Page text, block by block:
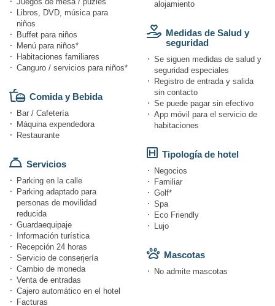
Libros, DVD, música para
niños
Buffet para niños
Menú para niños*
Habitaciones familiares
Canguro / servicios para niños*
Comida y Bebida
Bar / Cafetería
Máquina expendedora
Restaurante
Servicios
Parking en la calle
Parking adaptado para
personas de movilidad
reducida
Guardaequipaje
Información turística
Recepción 24 horas
Servicio de conserjería
Cambio de moneda
Venta de entradas
Cajero automático en el hotel
Facturas
alojamiento
Medidas de Salud y
seguridad
Se siguen medidas de salud y
seguridad especiales
Registro de entrada y salida
sin contacto
Se puede pagar sin efectivo
App móvil para el servicio de
habitaciones
Tipología de hotel
Negocios
Familiar
Golf*
Spa
Eco Friendly
Lujo
Mascotas
No admite mascotas